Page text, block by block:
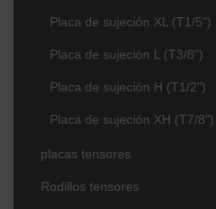
Placa de sujeción XL (T1/5")
Placa de sujeción L (T3/8")
Placa de sujeción H (T1/2")
Placa de sujeción XH (T7/8")
placas tensores
Rodillos tensores